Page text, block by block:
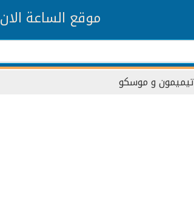
موقع الساعة الان
تيميمون و موسكو